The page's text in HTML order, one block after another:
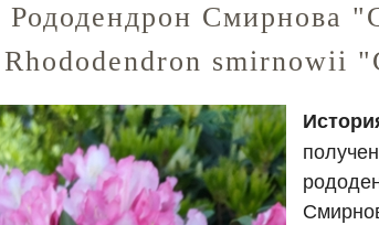
Рододендрон Смирнова
Rhododendron smirnowii